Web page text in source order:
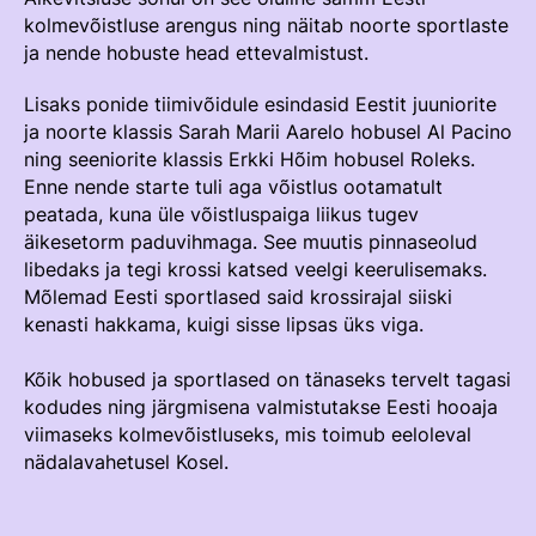
TURVALINE SPORT
AUSA MÄNGU PÕHIMÕTTED
Välisvõistlustel Osaleja Meelespea
Regulatsioonid
Võistluskalender
Võistlussarjad
Edetabelid
Ametnikud
Koolitused
Komitee
Välisvõistlustel Osaleja Meelespea
kolmevõistluse arengus ning näitab noorte sportlaste
ja nende hobuste head ettevalmistust.
Lisaks ponide tiimivõidule esindasid Eestit juuniorite
ja noorte klassis Sarah Marii Aarelo hobusel Al Pacino
ning seeniorite klassis Erkki Hõim hobusel Roleks.
Enne nende starte tuli aga võistlus ootamatult
peatada, kuna üle võistluspaiga liikus tugev
äikesetorm paduvihmaga. See muutis pinnaseolud
libedaks ja tegi krossi katsed veelgi keerulisemaks.
Mõlemad Eesti sportlased said krossirajal siiski
kenasti hakkama, kuigi sisse lipsas üks viga.
Kõik hobused ja sportlased on tänaseks tervelt tagasi
kodudes ning järgmisena valmistutakse Eesti hooaja
viimaseks kolmevõistluseks, mis toimub eeloleval
nädalavahetusel Kosel.